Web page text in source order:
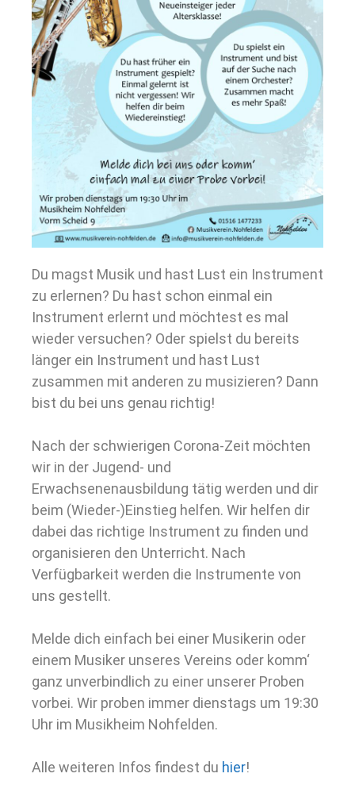
Du magst Musik und hast Lust ein Instrument
zu erlernen? Du hast schon einmal ein
Instrument erlernt und möchtest es mal
wieder versuchen? Oder spielst du bereits
länger ein Instrument und hast Lust
zusammen mit anderen zu musizieren? Dann
bist du bei uns genau richtig!
Nach der schwierigen Corona-Zeit möchten
wir in der Jugend- und
Erwachsenenausbildung tätig werden und dir
beim (Wieder-)Einstieg helfen. Wir helfen dir
dabei das richtige Instrument zu finden und
organisieren den Unterricht. Nach
Verfügbarkeit werden die Instrumente von
uns gestellt.
Melde dich einfach bei einer Musikerin oder
einem Musiker unseres Vereins oder komm‘
ganz unverbindlich zu einer unserer Proben
vorbei. Wir proben immer dienstags um 19:30
Uhr im Musikheim Nohfelden.
Alle weiteren Infos findest du hier!